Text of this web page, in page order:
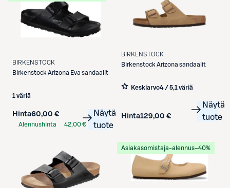
BIRKENSTOCK
Birkenstock Arizona Eva sandaalit
1 väriä
Hinta60,00 €
Alennushinta
42,00 €
Näytä
tuote
BIRKENSTOCK
Birkenstock Arizona sandaalit
Keskiarvo4 / 5,1 väriä
Hinta129,00 €
Näytä
tuote
Asiakasomistaja-alennus−40%